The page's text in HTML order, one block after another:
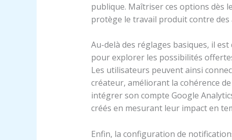
publique. Maîtriser ces options dès
protège le travail produit contre des
Au-delà des réglages basiques, il
pour explorer les possibilités
Les utilisateurs peuvent ainsi
créateur, améliorant la cohérence
intégrer son compte Google
créés en mesurant leur impact en
Enfin, la configuration de